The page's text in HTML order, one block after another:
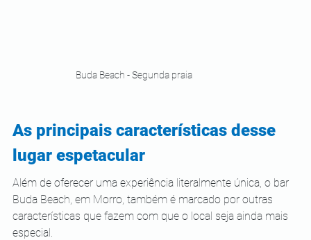
Buda Beach - Segunda praia
As principais características desse
lugar espetacular
Além de oferecer uma experiência literalmente única, o bar
Buda Beach, em Morro, também é marcado por outras
características que fazem com que o local seja ainda mais
especial.